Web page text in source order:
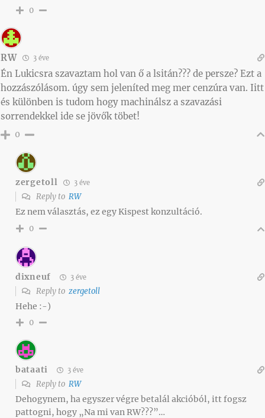
0
RW 3 éve
Én Lukicsra szavaztam hol van ő a lsitán??? de persze? Ezt a
hozzászólásom. úgy sem jeleníted meg mer cenzúra van. Iitt
és különben is tudom hogy machinálsz a szavazási
sorrendekkel ide se jövők töbet!
0
zergetoll 3 éve
Reply to RW
Ez nem választás, ez egy Kispest konzultáció.
0
dixneuf 3 éve
Reply to zergetoll
Hehe :-)
0
bataati 3 éve
Reply to RW
Dehogynem, ha egyszer végre betalál akcióból, itt fogsz
pattogni, hogy „Na mi van RW???”…